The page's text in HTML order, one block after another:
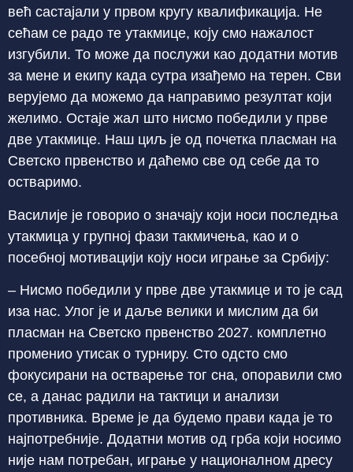
већ састајали у првом кругу квалификација. Не
сећам се радо те утакмице, коју смо нажалост
изгубили. То може да послужи као додатни мотив
за мене и екипу када сутра изађемо на терен. Сви
верујемо да можемо да направимо резултат који
желимо. Остаје жал што нисмо победили у прве
две утакмице. Наш циљ је од почетка пласман на
Светско првенство и даћемо све од себе да то
остваримо.
Василије је говорио о значају који носи последња
утакмица у групној фази такмичења, као и о
посебној мотивацији коју носи играње за Србију:
– Нисмо победили у прве две утакмице и то је сад
иза нас. Улог је и даље велики и мислим да би
пласман на Светско првенство 2027. комплетно
променио утисак о турниру. Сто одсто смо
фокусирани на остварење тог сна, опоравили смо
се, а данас радили на тактици и анализи
противника. Време је да будемо прави када је то
најпотребније. Додатни мотив од грба који носимо
није нам потребан, играње у националном дресу